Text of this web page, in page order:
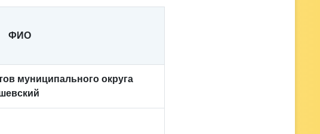
ФИО
муниципального округа